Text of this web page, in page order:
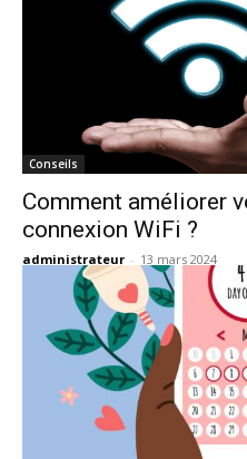
Conseils
Comment améliorer
connexion WiFi ?
administrateur - 13 mars 2024